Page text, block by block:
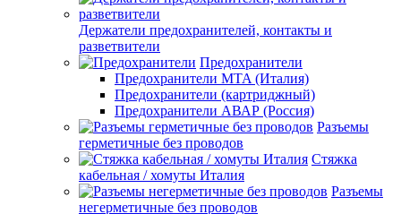
Держатели предохранителей, контакты и
разветвители
Предохранители
Предохранители MTA (Италия)
Предохранители (картриджный)
Предохранители АВАР (Россия)
Разъемы
герметичные без проводов
Стяжка
кабельная / хомуты Италия
Разъемы
негерметичные без проводов